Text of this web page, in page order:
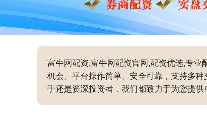
富牛网配资,富牛网配资官网,配资优选,专
机会。平台操作简单、安全可靠，支持多
手还是资深投资者，我们都致力于为您提